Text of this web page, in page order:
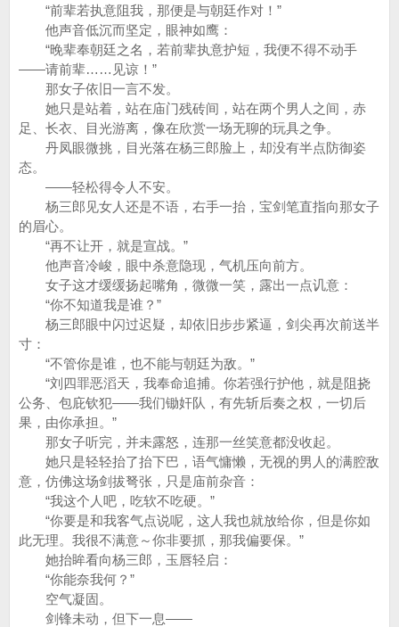
“前辈若执意阻我，那便是与朝廷作对！”
他声音低沉而坚定，眼神如鹰：
“晚辈奉朝廷之名，若前辈执意护短，我便不得不动手
——请前辈……见谅！”
那女子依旧一言不发。
她只是站着，站在庙门残砖间，站在两个男人之间，赤
足、长衣、目光游离，像在欣赏一场无聊的玩具之争。
丹凤眼微挑，目光落在杨三郎脸上，却没有半点防御姿
态。
——轻松得令人不安。
杨三郎见女人还是不语，右手一抬，宝剑笔直指向那女子
的眉心。
“再不让开，就是宣战。”
他声音冷峻，眼中杀意隐现，气机压向前方。
女子这才缓缓扬起嘴角，微微一笑，露出一点讥意：
“你不知道我是谁？”
杨三郎眼中闪过迟疑，却依旧步步紧逼，剑尖再次前送半
寸：
“不管你是谁，也不能与朝廷为敌。”
“刘四罪恶滔天，我奉命追捕。你若强行护他，就是阻挠
公务、包庇钦犯——我们锄奸队，有先斩后奏之权，一切后
果，由你承担。”
那女子听完，并未露怒，连那一丝笑意都没收起。
她只是轻轻抬了抬下巴，语气慵懒，无视的男人的满腔敌
意，仿佛这场剑拔弩张，只是庙前杂音：
“我这个人吧，吃软不吃硬。”
“你要是和我客气点说呢，这人我也就放给你，但是你如
此无理。我很不满意～你非要抓，那我偏要保。”
她抬眸看向杨三郎，玉唇轻启：
“你能奈我何？”
空气凝固。
剑锋未动，但下一息——